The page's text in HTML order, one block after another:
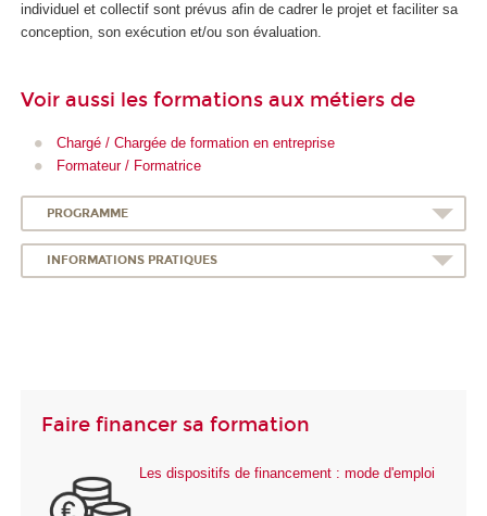
individuel et collectif sont prévus afin de cadrer le projet et faciliter sa
conception, son exécution et/ou son évaluation.
Voir aussi les formations aux métiers de
Chargé / Chargée de formation en entreprise
Formateur / Formatrice
PROGRAMME
INFORMATIONS PRATIQUES
Faire financer sa formation
Les dispositifs de financement : mode d'emploi